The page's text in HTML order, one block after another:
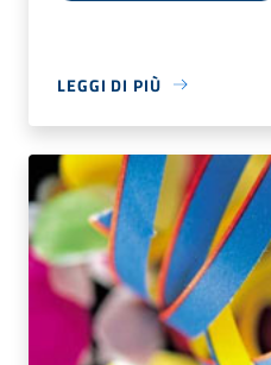
LEGGI DI PIÙ